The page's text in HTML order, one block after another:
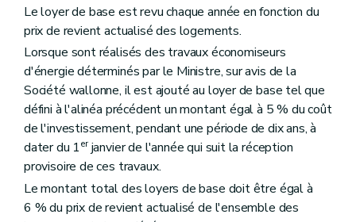
Le loyer de base est revu chaque année en fonction du
prix de revient actualisé des logements.
Lorsque sont réalisés des travaux économiseurs
d'énergie déterminés par le Ministre, sur avis de la
Société wallonne, il est ajouté au loyer de base tel que
défini à l'alinéa précédent un montant égal à 5 % du coût
de l'investissement, pendant une période de dix ans, à
dater du 1erjanvier de l'année qui suit la réception
provisoire de ces travaux.
Le montant total des loyers de base doit être égal à
6 % du prix de revient actualisé de l'ensemble des